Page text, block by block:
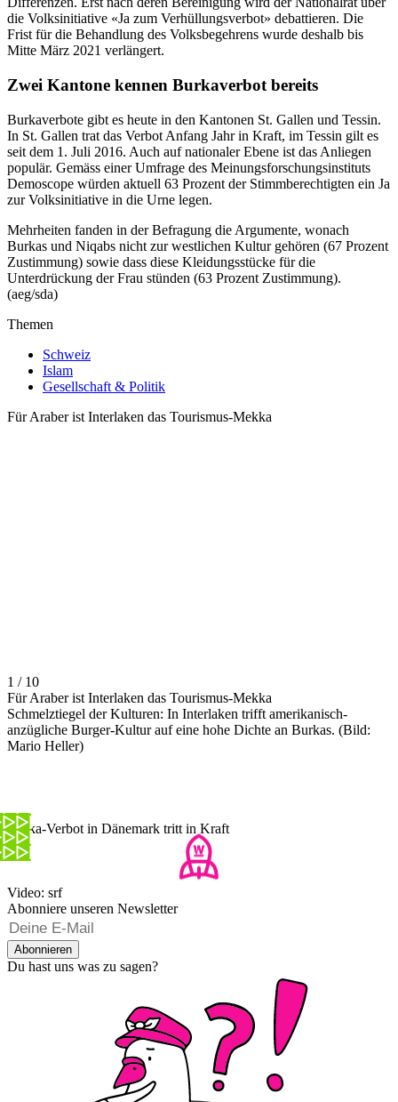
die Volksinitiative «Ja zum Verhüllungsverbot» debattieren. Die
Frist für die Behandlung des Volksbegehrens wurde deshalb bis
Mitte März 2021 verlängert.
Zwei Kantone kennen Burkaverbot bereits
Burkaverbote gibt es heute in den Kantonen St. Gallen und Tessin.
In St. Gallen trat das Verbot Anfang Jahr in Kraft, im Tessin gilt es
seit dem 1. Juli 2016. Auch auf nationaler Ebene ist das Anliegen
populär. Gemäss einer Umfrage des Meinungsforschungsinstituts
Demoscope würden aktuell 63 Prozent der Stimmberechtigten ein Ja
zur Volksinitiative in die Urne legen.
Mehrheiten fanden in der Befragung die Argumente, wonach
Burkas und Niqabs nicht zur westlichen Kultur gehören (67 Prozent
Zustimmung) sowie dass diese Kleidungsstücke für die
Unterdrückung der Frau stünden (63 Prozent Zustimmung).
(aeg/sda)
Themen
Schweiz
Islam
Gesellschaft & Politik
Für Araber ist Interlaken das Tourismus-Mekka
1 / 10
Für Araber ist Interlaken das Tourismus-Mekka
Schmelztiegel der Kulturen: In Interlaken trifft amerikanisch-
anzügliche Burger-Kultur auf eine hohe Dichte an Burkas. (Bild:
Mario Heller)
Burka-Verbot in Dänemark tritt in Kraft
Video: srf
Abonniere unseren Newsletter
Abonnieren
Du hast uns was zu sagen?